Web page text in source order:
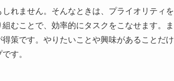
れません。そんなときは、プライオリティを
むことで、効率的にタスクをこなせます。ま
策です。やりたいことや興味があることだけ
す。